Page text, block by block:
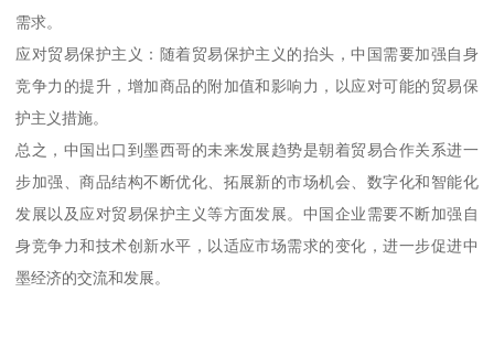
需求。
应对贸易保护主义：随着贸易保护主义的抬头，中国需要加强自身
竞争力的提升，增加商品的附加值和影响力，以应对可能的贸易保
护主义措施。
总之，中国出口到墨西哥的未来发展趋势是朝着贸易合作关系进一
步加强、商品结构不断优化、拓展新的市场机会、数字化和智能化
发展以及应对贸易保护主义等方面发展。中国企业需要不断加强自
身竞争力和技术创新水平，以适应市场需求的变化，进一步促进中
墨经济的交流和发展。